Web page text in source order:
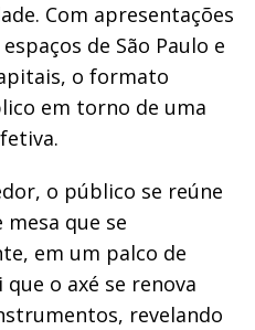
Com apresentações
de São Paulo e
o formato
em torno de uma
o público se reúne
que se
em um palco de
o axé se renova
revelando